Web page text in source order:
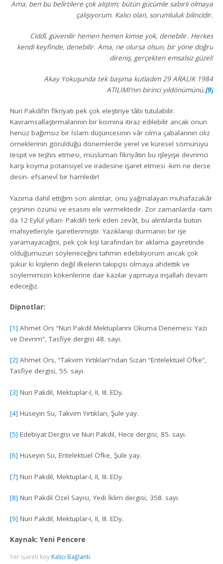
Ama, ben bu belirtilere çok alıştım; bütün gücümle sabırlı olmaya
çalışıyorum. Kalıcı olan, sorumluluk bilincidir.
Ciddî, güvenilir hemen hemen kimse yok, denebilir. Herkes
kendi keyfinde, denebilir. Ama, ne olursa olsun, bir yöne doğru
direniş, gerçekten emsalsiz güzel!
Akay Yokuşunda tek başıma kutladım 29 ARALIK 1984
ATILIMI’nın birinci yıldönümünü.[9]
Nuri Pakdil’in fikriyatı pek çok eleştiriye tâbi tutulabilir.
Kavramsallaştırmalarının bir kısmına itiraz edilebilir ancak onun
henüz bağımsız bir İslam düşüncesinin vâr olma çabalarının cılız
örneklerinin görüldüğü dönemlerde yerel ve küresel sömürüyü
tespit ve teşhis etmesi, müslüman fikriyâtın bu işleyişe devrimci
karşı koyma potansiyel ve iradesine işaret etmesi -kim ne derse
desin- efsanevî bir hamledir!
Yazıma dahil ettiğim son alıntılar, onu yağmalayan muhafazakâr
çeşninin özünü ve esasını ele vermektedir. Zor zamanlarda -tam
da 12 Eylül yılları- Pakdil’i terk eden zevât, bu alıntılarda bütün
mahiyetleriyle işaretlenmiştir. Yazıklanıp durmanın bir işe
yaramayacağını, pek çok kişi tarafından bir aklama gayretinde
olduğumuzun söyleneceğini tahmin edebiliyorum ancak çok
şükür ki kişilerin değil ilkelerin takipçisi olmaya ahdettik ve
söylemimizin kökenlerine dair kazılar yapmaya inşallah devam
edeceğiz.
Dipnotlar:
[1] Ahmet Örs “Nuri Pakdil Mektuplarını Okuma Denemesi: Yazı
ve Devrim”, Tasfiye dergisi 48. sayı.
[2] Ahmet Örs, “Takvim Yırtıkları”ndan Sızan “Entelektüel Öfke”,
Tasfiye dergisi, 55. sayı.
[3] Nuri Pakdil, Mektuplar-I, II, III. EDy.
[4] Hüseyin Su, Takvim Yırtıkları, Şule yay.
[5] Edebiyat Dergisi ve Nuri Pakdil, Hece dergisi, 85. sayı.
[6] Hüseyin Su, Entelektüel Öfke, Şule yay.
[7] Nuri Pakdil, Mektuplar-I, II, III. EDy.
[8] Nuri Pakdil Özel Sayısı, Yedi İklim dergisi, 358. sayı.
[9] Nuri Pakdil, Mektuplar-I, II, III. EDy.
Kaynak: Yeni Pencere
Yer işareti koy Kalıcı Bağlantı.